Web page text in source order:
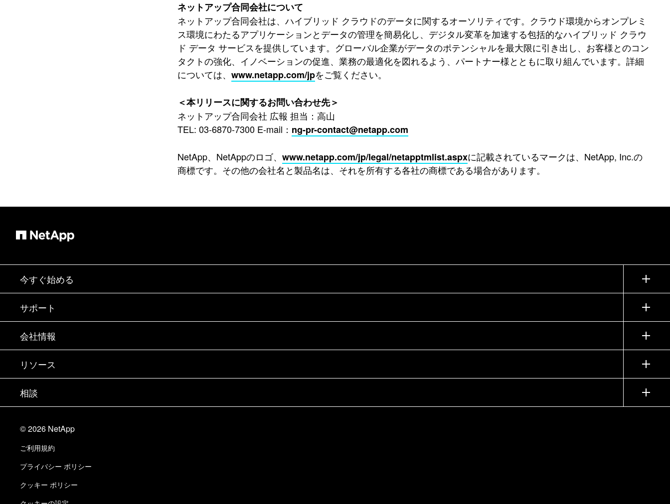
ネットアップ合同会社について
ネットアップ合同会社は、ハイブリッド クラウドのデータに関するオーソリティです。クラウド環境からオンプレミ
ス環境にわたるアプリケーションとデータの管理を簡易化し、デジタル変革を加速する包括的なハイブリッド クラウ
ド データ サービスを提供しています。グローバル企業がデータのポテンシャルを最大限に引き出し、お客様とのコン
タクトの強化、イノベーションの促進、業務の最適化を図れるよう、パートナー様とともに取り組んでいます。詳細
については、 www.netapp.com/jpをご覧ください。
＜本リリースに関するお問い合わせ先＞
ネットアップ合同会社 広報 担当：高山
TEL: 03-6870-7300 E-mail： ng-pr-contact@netapp.com
NetApp、NetAppのロゴ、 www.netapp.com/jp/legal/netapptmlist.aspxに記載されているマークは、NetApp, Inc.の
商標です。その他の会社名と製品名は、それを所有する各社の商標である場合があります。
今すぐ始める
購入方法
営業チームへのお問い合わせ
パートナーを検索
エグゼクティブ ブリーフィング
製品A-Z
サポート
サポート
トレーニング
ドキュメント
ナレッジ ベース
コミュニティ
知識の習得
会社情報
会社情報
パートナー
採用情報
Trust Center
責任と持続可能性
品質に関する認定
NetApp Instaclustr
リソース
ニュースルーム
イベント
ブログ
カスタマー エクスペリエンス
ユーザ事例
相談
当サイトに関するフィードバック
アクセシビリティ
Eメールの登録
©2026 NetApp
ご利用規約
プライバシー ポリシー
クッキー ポリシー